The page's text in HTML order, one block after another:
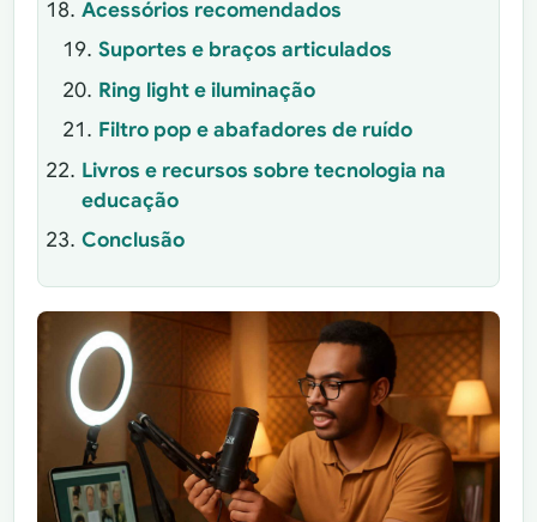
Acessórios recomendados
Suportes e braços articulados
Ring light e iluminação
Filtro pop e abafadores de ruído
Livros e recursos sobre tecnologia na
educação
Conclusão